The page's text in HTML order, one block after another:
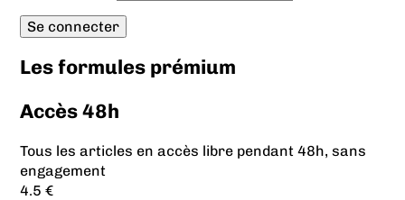
Les formules prémium
Accès 48h
Tous les articles en accès libre pendant 48h, sans
engagement
4.5 €